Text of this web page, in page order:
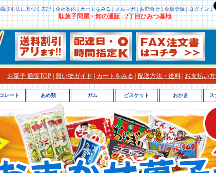
取引法に基づく表記 | 会社案内 | カートをみる | メルマガ| お問合せ| 会員登録| ログイン |
駄菓子問屋・卸の通販 - 2丁目ひみつ基地
お菓子 通販TOP 買い物ガイド カートをみる 配送方法・送料 お支払い